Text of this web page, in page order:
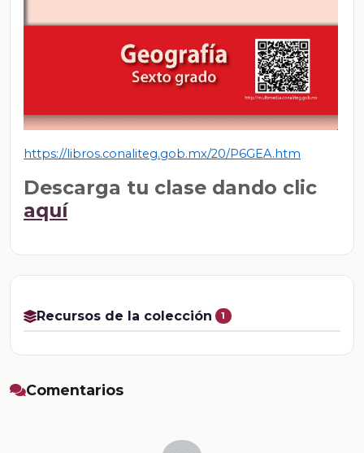
https://libros.conaliteg.gob.mx/20/P6GEA.htm
Descarga tu clase dando clic
aquí
Recursos de la colección 1
Comentarios